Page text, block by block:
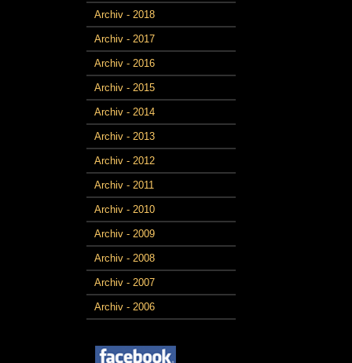
Archiv - 2018
Archiv - 2017
Archiv - 2016
Archiv - 2015
Archiv - 2014
Archiv - 2013
Archiv - 2012
Archiv - 2011
Archiv - 2010
Archiv - 2009
Archiv - 2008
Archiv - 2007
Archiv - 2006